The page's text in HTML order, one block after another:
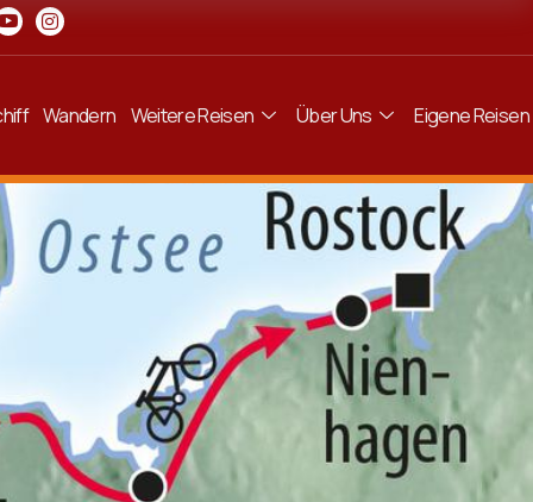
Wandern Weitere Reisen Über Uns Eigene Reisen